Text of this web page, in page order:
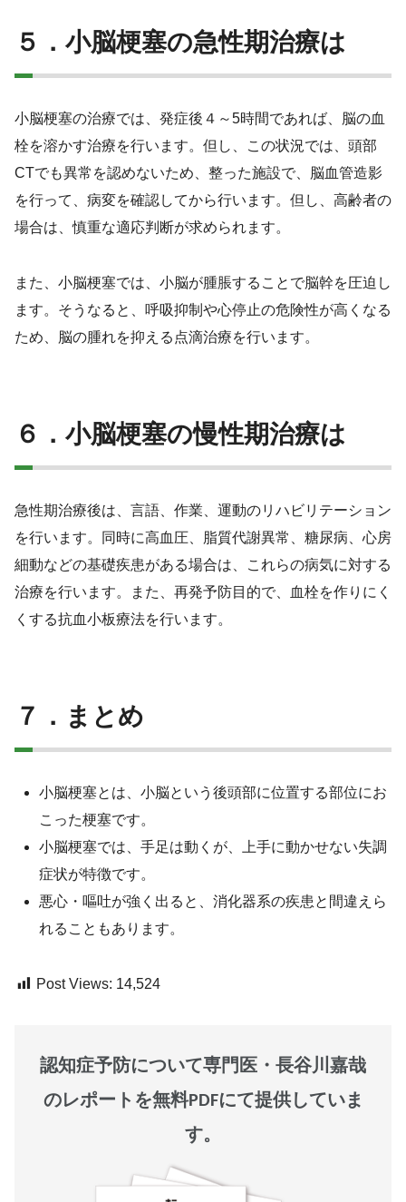
５．小脳梗塞の急性期治療は
小脳梗塞の治療では、発症後４～5時間であれば、脳の血
栓を溶かす治療を行います。但し、この状況では、頭部
CTでも異常を認めないため、整った施設で、脳血管造影
を行って、病変を確認してから行います。但し、高齢者の
場合は、慎重な適応判断が求められます。
また、小脳梗塞では、小脳が腫脹することで脳幹を圧迫し
ます。そうなると、呼吸抑制や心停止の危険性が高くなる
ため、脳の腫れを抑える点滴治療を行います。
６．小脳梗塞の慢性期治療は
急性期治療後は、言語、作業、運動のリハビリテーション
を行います。同時に高血圧、脂質代謝異常、糖尿病、心房
細動などの基礎疾患がある場合は、これらの病気に対する
治療を行います。また、再発予防目的で、血栓を作りにく
くする抗血小板療法を行います。
７．まとめ
小脳梗塞とは、小脳という後頭部に位置する部位にお
こった梗塞です。
小脳梗塞では、手足は動くが、上手に動かせない失調
症状が特徴です。
悪心・嘔吐が強く出ると、消化器系の疾患と間違えら
れることもあります。
Post Views: 14,524
認知症予防について専門医・長谷川嘉哉
のレポートを無料PDFにて提供していま
す。